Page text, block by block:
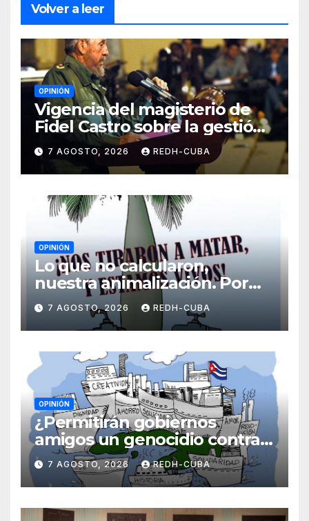
Volver a leer
OPINIÓN
Vigencia del magisterio de
Fidel Castro sobre la gestión
del liderazgo revolucionario.
Por Jorge Luís Guach Estévez
7 AGOSTO, 2026 REDH-CUBA
OPINIÓN
Lo que no calcularon,
nuestra animalización. Por
Laidi Fernández de Juan
7 AGOSTO, 2026 REDH-CUBA
OPINIÓN
¿Permitirán gobiernos
amigos un genocidio contra
Cuba? Por Hedelberto López
Blanch
7 AGOSTO, 2026 REDH-CUBA